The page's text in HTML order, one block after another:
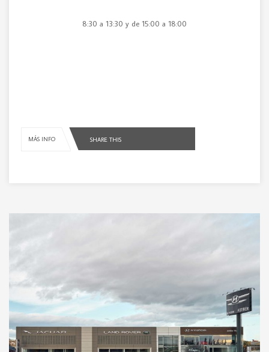
8:30 a 13:30 y de 15:00 a 18:00
MÁS INFO SHARE THIS